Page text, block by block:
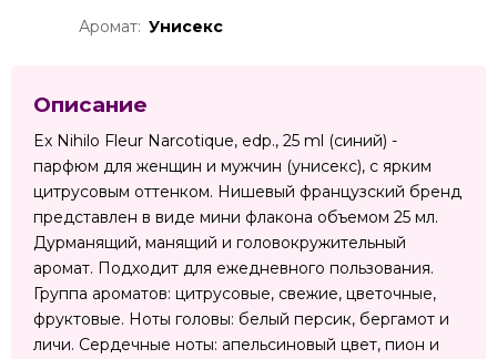
Аромат: Унисекс
Описание
Ex Nihilo Fleur Narcotique, edp., 25 ml (синий) -
парфюм для женщин и мужчин (унисекс), с ярким
цитрусовым оттенком. Нишевый французский бренд
представлен в виде мини флакона объемом 25 мл.
Дурманящий, манящий и головокружительный
аромат. Подходит для ежедневного пользования.
Группа ароматов: цитрусовые, свежие, цветочные,
фруктовые. Ноты головы: белый персик, бергамот и
личи. Сердечные ноты: апельсиновый цвет, пион и